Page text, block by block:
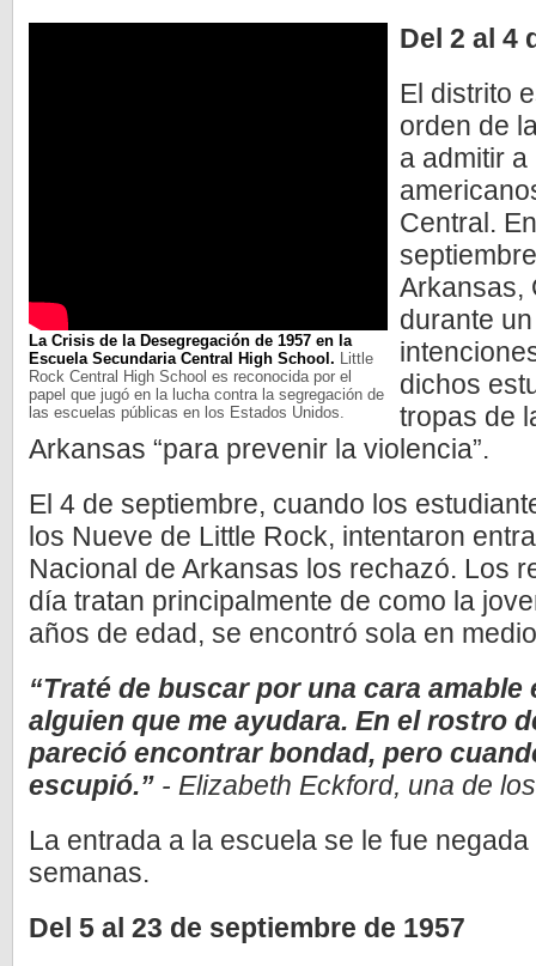
La Crisis de la Desegregación de 1957 en la
Escuela Secundaria Central High School. Little
Rock Central High School es reconocida por el
papel que jugó en la lucha contra la segregación de
las escuelas públicas en los Estados Unidos.
Del 2 al 4
El distrito
orden de
a admitir
Central.
Arkansas,
durante
dichos
tropas de
Arkansas “para prevenir la violencia”.
El 4 de septiembre, cuando los
los Nueve de Little Rock, intentaron
Nacional de Arkansas los rechazó. Los
día tratan principalmente de como la
años de edad, se encontró sola en
“Traté de buscar por una cara
alguien que me ayudara. En el rostro
pareció encontrar bondad, pero
escupió.” ­- Elizabeth Eckford, una de
La entrada a la escuela se le fue
semanas.
Del 5 al 23 de septiembre de 1957